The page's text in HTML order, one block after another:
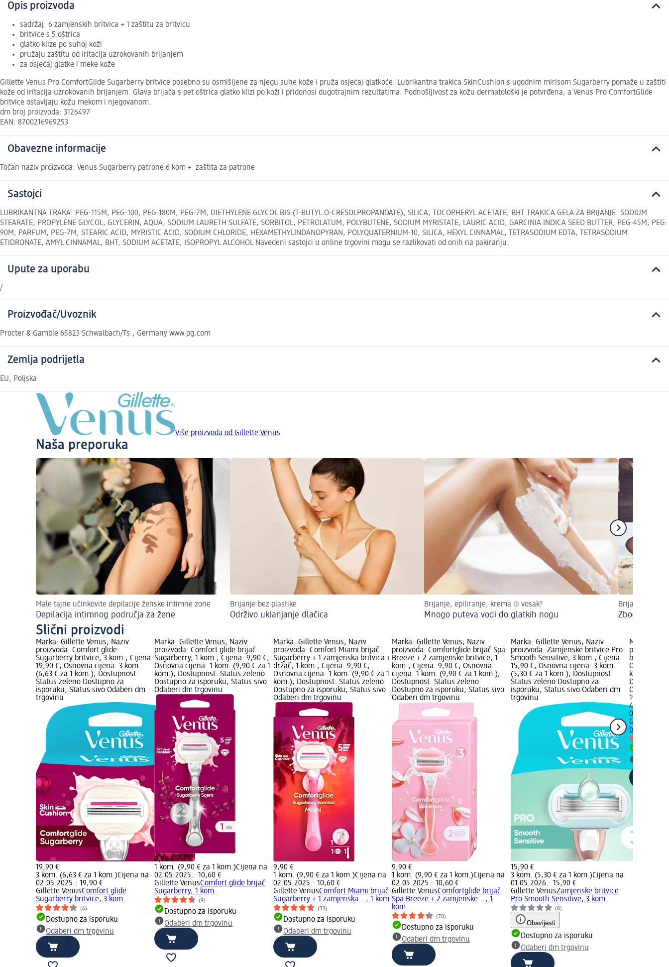
Opis proizvoda
sadržaj: 6 zamjenskih britvica + 1 zaštitu za britvicu
britvice s 5 oštrica
glatko klize po suhoj koži
pružaju zaštitu od iritacija uzrokovanih brijanjem
za osjećaj glatke i meke kože
Gillette Venus Pro ComfortGlide Sugarberry britvice posebno su osmišljene za njegu suhe kože i pruža osjećaj glatkoće. Lubrikantna trakica SkinCushion s ugodnim mirisom Sugarberry pomaže u zaštiti
kože od iritacija uzrokovanih brijanjem. Glava brijača s pet oštrica glatko klizi po koži i pridonosi dugotrajnim rezultatima. Podnošljivost za kožu dermatološki je potvrđena, a Venus Pro ComfortGlide
britvice ostavljaju kožu mekom i njegovanom.
dm broj proizvoda: 3126497
EAN: 8700216969253
Obavezne informacije
Točan naziv proizvoda: Venus Sugarberry patrone 6 kom + zaštita za patrone
Sastojci
LUBRIKANTNA TRAKA: PEG-115M, PEG-100, PEG-180M, PEG-7M, DIETHYLENE GLYCOL BIS-(T-BUTYL O-CRESOLPROPANOATE), SILICA, TOCOPHERYL ACETATE, BHT TRAKICA GELA ZA BRIJANJE: SODIUM
STEARATE, PROPYLENE GLYCOL, GLYCERIN, AQUA, SODIUM LAURETH SULFATE, SORBITOL, PETROLATUM, POLYBUTENE, SODIUM MYRISTATE, LAURIC ACID, GARCINIA INDICA SEED BUTTER, PEG-45M, PEG-
90M, PARFUM, PEG-7M, STEARIC ACID, MYRISTIC ACID, SODIUM CHLORIDE, HEXAMETHYLINDANOPYRAN, POLYQUATERNIUM-10, SILICA, HEXYL CINNAMAL, TETRASODIUM EDTA, TETRASODIUM
ETIDRONATE, AMYL CINNAMAL, BHT, SODIUM ACETATE, ISOPROPYL ALCOHOL Navedeni sastojci u online trgovini mogu se razlikovati od onih na pakiranju.
Upute za uporabu
/
Proizvođač/Uvoznik
Procter & Gamble 65823 Schwalbach/Ts., Germany www.pg.com
Zemlja podrijetla
EU, Poljska
Više proizvoda od Gillette Venus
Naša preporuka
Male tajne učinkovite depilacije ženske intimne zone
Depilacija intimnog područja za žene
Brijanje bez plastike
Održivo uklanjanje dlačica
Brijanje, epiliranje, krema ili vosak?
Mnogo puteva vodi do glatkih nogu
Brijanje bez
Zbogom
Slični proizvodi
Marka: Gillette Venus; Naziv
proizvoda: Comfort glide
Sugarberry britvice, 3 kom.; Cijena:
19,90 €; Osnovna cijena: 3 kom.
(6,63 € za 1 kom.); Dostupnost:
Status zeleno Dostupno za
isporuku, Status sivo Odaberi dm
trgovinu
19,90 €
3 kom. (6,63 € za 1 kom.)Cijena na
02.05.2025.: 19,90 €
Gillette VenusComfort glide
Sugarberry britvice, 3 kom.
(6)
Dostupno za isporuku
Odaberi dm trgovinu
Marka: Gillette Venus; Naziv
proizvoda: Comfort glide brijač
Sugarberry, 1 kom.; Cijena: 9,90 €;
Osnovna cijena: 1 kom. (9,90 € za 1
kom.); Dostupnost: Status zeleno
Dostupno za isporuku, Status sivo
Odaberi dm trgovinu
9,90 €
1 kom. (9,90 € za 1 kom.)Cijena na
02.05.2025.: 10,60 €
Gillette VenusComfort glide brijač
Sugarberry, 1 kom.
(9)
Dostupno za isporuku
Odaberi dm trgovinu
Marka: Gillette Venus; Naziv
proizvoda: Comfort Miami brijač
Sugarberry + 1 zamjenska britvica +
držač, 1 kom.; Cijena: 9,90 €;
Osnovna cijena: 1 kom. (9,90 € za 1
kom.); Dostupnost: Status zeleno
Dostupno za isporuku, Status sivo
Odaberi dm trgovinu
9,90 €
1 kom. (9,90 € za 1 kom.)Cijena na
02.05.2025.: 10,60 €
Gillette VenusComfort Miami brijač
Sugarberry + 1 zamjenska..., 1 kom.
(33)
Dostupno za isporuku
Odaberi dm trgovinu
Marka: Gillette Venus; Naziv
proizvoda: Comfortglide brijač Spa
Breeze + 2 zamjenske britvice, 1
kom.; Cijena: 9,90 €; Osnovna
cijena: 1 kom. (9,90 € za 1 kom.);
Dostupnost: Status zeleno
Dostupno za isporuku, Status sivo
Odaberi dm trgovinu
9,90 €
1 kom. (9,90 € za 1 kom.)Cijena na
02.05.2025.: 10,60 €
Gillette VenusComfortglide brijač
Spa Breeze + 2 zamjenske..., 1
kom.
(70)
Dostupno za isporuku
Odaberi dm trgovinu
Marka: Gillette Venus; Naziv
proizvoda: Zamjenske britvice Pro
Smooth Sensitive, 3 kom.; Cijena:
15,90 €; Osnovna cijena: 3 kom.
(5,30 € za 1 kom.); Dostupnost:
Status zeleno Dostupno za
isporuku, Status sivo Odaberi dm
trgovinu
15,90 €
3 kom. (5,30 € za 1 kom.)Cijena na
01.05.2026.: 15,90 €
Gillette VenusZamjenske britvice
Pro Smooth Sensitive, 3 kom.
(0)
Obavijesti
Dostupno za isporuku
Odaberi dm trgovinu
Marka:
proizvoda:
britvice, 4
Osnovna
kom.);
Dostupno
Odaberi
19,90 €
4 kom.
Gillette
britvice, 4